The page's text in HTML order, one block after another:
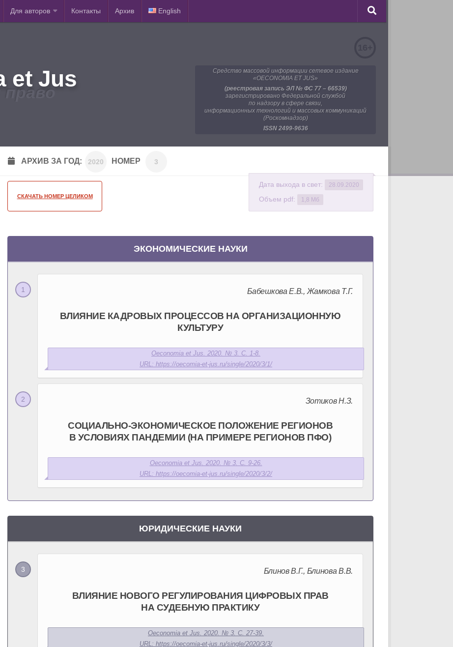
Для авторов Контакты Архив English
et Jus
право
Средство массовой информации сетевое издание
«OECONOMIA ET JUS»
(реестровая запись ЭЛ № ФС 77 – 66539)
зарегистрировано Федеральной службой
по надзору в сфере связи,
информационных технологий и массовых коммуникаций
(Роскомнадзор)
ISSN 2499-9636
АРХИВ ЗА ГОД: 2020 НОМЕР 3
СКАЧАТЬ НОМЕР ЦЕЛИКОМ
Дата выхода в свет: 28.09.2020
Объем pdf: 1,8 Мб
ЭКОНОМИЧЕСКИЕ НАУКИ
Бабешкова Е.В., Жамкова Т.Г.
ВЛИЯНИЕ КАДРОВЫХ ПРОЦЕССОВ НА ОРГАНИЗАЦИОННУЮ
КУЛЬТУРУ
Oeconomia et Jus. 2020. № 3. С. 1-8.
URL: https://oecomia-et-jus.ru/single/2020/3/1/
Зотиков Н.З.
СОЦИАЛЬНО-ЭКОНОМИЧЕСКОЕ ПОЛОЖЕНИЕ РЕГИОНОВ
В УСЛОВИЯХ ПАНДЕМИИ (НА ПРИМЕРЕ РЕГИОНОВ ПФО)
Oeconomia et Jus. 2020. № 3. С. 9-26.
URL: https://oecomia-et-jus.ru/single/2020/3/2/
ЮРИДИЧЕСКИЕ НАУКИ
Блинов В.Г., Блинова В.В.
ВЛИЯНИЕ НОВОГО РЕГУЛИРОВАНИЯ ЦИФРОВЫХ ПРАВ
НА СУДЕБНУЮ ПРАКТИКУ
Oeconomia et Jus. 2020. № 3. С. 27-39.
URL: https://oecomia-et-jus.ru/single/2020/3/3/